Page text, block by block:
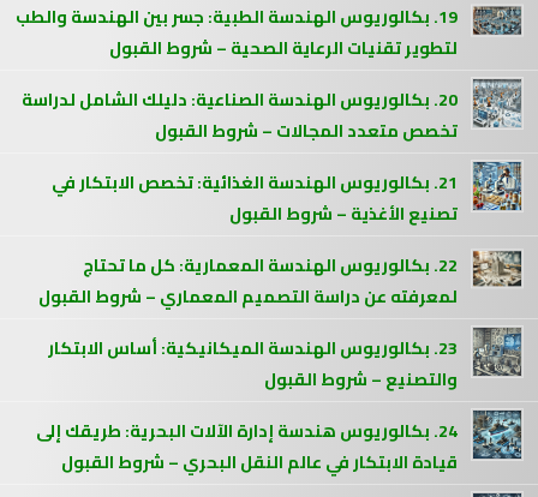
19. بكالوريوس الهندسة الطبية: جسر بين الهندسة والطب
لتطوير تقنيات الرعاية الصحية – شروط القبول
20. بكالوريوس الهندسة الصناعية: دليلك الشامل لدراسة
تخصص متعدد المجالات – شروط القبول
21. بكالوريوس الهندسة الغذائية: تخصص الابتكار في
تصنيع الأغذية – شروط القبول
22. بكالوريوس الهندسة المعمارية: كل ما تحتاج
لمعرفته عن دراسة التصميم المعماري – شروط القبول
23. بكالوريوس الهندسة الميكانيكية: أساس الابتكار
والتصنيع – شروط القبول
24. بكالوريوس هندسة إدارة الآلات البحرية: طريقك إلى
قيادة الابتكار في عالم النقل البحري – شروط القبول